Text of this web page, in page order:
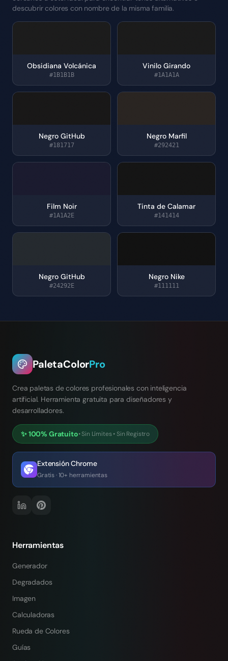
descubrir colores con nombre de la misma familia.
Obsidiana Volcánica
#1B1B1B
Vinilo Girando
#1A1A1A
Negro GitHub
#181717
Negro Marfil
#292421
Film Noir
#1A1A2E
Tinta de Calamar
#141414
Negro GitHub
#24292E
Negro Nike
#111111
PaletaColorPro
Crea paletas de colores profesionales con inteligencia
artificial. Herramienta gratuita para diseñadores y
desarrolladores.
✨100% Gratuito•Sin Límites• Sin Registro
Extensión Chrome
Gratis · 10+ herramientas
Herramientas
Generador
Degradados
Imagen
Calculadoras
Rueda de Colores
Guías